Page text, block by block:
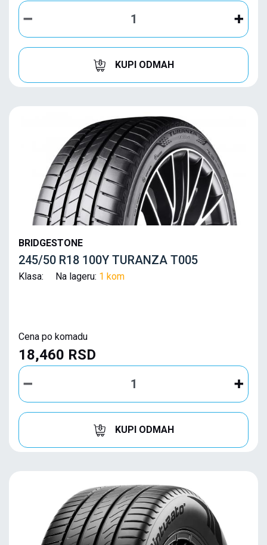
KUPI ODMAH
BRIDGESTONE
245/50 R18 100Y TURANZA T005
Klasa: Na lageru: 1 kom
Cena po komadu
18,460 RSD
KUPI ODMAH